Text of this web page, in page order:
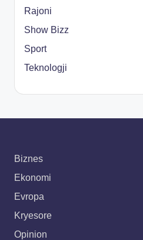
Rajoni
Show Bizz
Sport
Teknologji
Biznes
Ekonomi
Evropa
Kryesore
Opinion